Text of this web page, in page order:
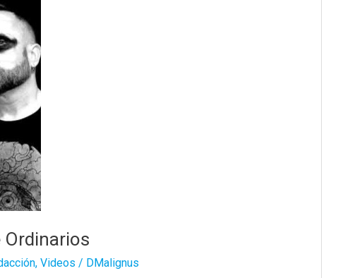
Ordinarios
, Videos / DMalignus